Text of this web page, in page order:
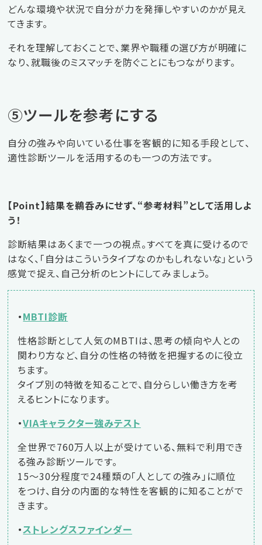
どんな環境や状況で自分が力を発揮しやすいのかが見え
てきます。
それを理解しておくことで、業界や職種の選び方が明確に
なり、就職後のミスマッチを防ぐことにもつながります。
⑤ツールを参考にする
自分の強みや向いている仕事を客観的に知る手段として、
適性診断ツールを活用するのも一つの方法です。
【Point】結果を鵜呑みにせず、“参考材料”として活用しよ
う！
診断結果はあくまで一つの視点。すべてを真に受けるので
はなく、「自分はこういうタイプなのかもしれないな」という
感覚で捉え、自己分析のヒントにしてみましょう。
・MBTI診断
性格診断として人気のMBTIは、思考の傾向や人との
関わり方など、自分の性格の特徴を把握するのに役立
ちます。
タイプ別の特徴を知ることで、自分らしい働き方を考
えるヒントになります。
・VIAキャラクター強みテスト
全世界で760万人以上が受けている、無料で利用でき
る強み診断ツールです。
15〜30分程度で24種類の「人としての強み」に順位
をつけ、自分の内面的な特性を客観的に知ることがで
きます。
・ストレングスファインダー